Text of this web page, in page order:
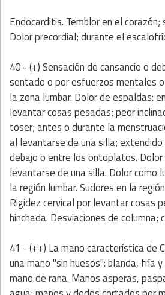
Endocarditis. Temblor en el corazón;
Dolor precordial; durante el
40 - (+) Sensación de cansancio o
sentado o por esfuerzos mentales
la zona lumbar. Dolor de espaldas:
levantar cosas pesadas; peor
toser; antes o durante la
al levantarse de una silla;
debajo o entre los ontoplatos. Dolor
levantarse de una silla. Dolor como
la región lumbar. Sudores en la
Rigidez cervical por levantar cosas
hinchada. Desviaciones de columna;
41 - (++) La mano característica de
una mano "sin huesos": blanda, fría
mano de rana. Manos asperas,